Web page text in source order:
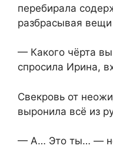
перебирала
разбрасывая
— Какого чёрта
спросила Ирина,
Свекровь от
выронила всё из
— А… Это ты… —